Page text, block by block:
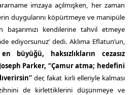
imzaya açılmışken, her zaman
duygularını köpürtmeye ve manipüle
kendilerine tahvil etmeye
ediyorsunuz’ dedi. Aklıma Eflatun’un,
büyüğü, haksızlıkların cezasız
Joseph Parker, “Çamur atma; hedefini
der, fakat kirli elleriyle kalması
de kirlettiklerini düşünmeye ve